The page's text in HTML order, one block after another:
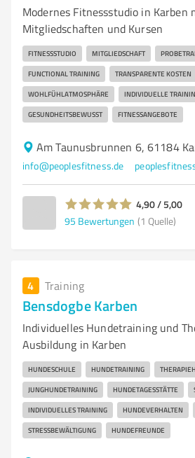
Modernes Fitnessstudio in Karben
Mitgliedschaften und Kursen
FITNESSSTUDIO MITGLIEDSCHAFT
FUNCTIONAL TRAINING TRANSPARENTE KOSTEN
WOHLFÜHLATMOSPHÄRE INDIVIDUELLE
GESUNDHEITSBEWUSST FITNESSANGEBOTE
Am Taunusbrunnen 6, 61184
info@peoplesfitness.de
4,90 / 5,00
95 Bewertungen (1 Quelle)
4 Training
Bensdogbe Karben
Individuelles Hundetraining und
Ausbildung in Karben
HUNDESCHULE HUNDETRAINING
JUNGHUNDETRAINING HUNDETAGESSTÄTTE
INDIVIDUELLES TRAINING HUNDEVERHALTEN
STRESSBEWÄLTIGUNG HUNDEFREUNDE